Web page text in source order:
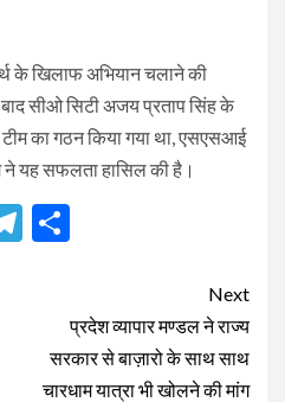
के खिलाफ अभियान चलाने की
सीओ सिटी अजय प्रताप सिंह के
का गठन किया गया था, एसएसआई
ने यह सफलता हासिल की है।
Telegram
Next
प्रदेश व्यापार मण्डल ने राज्य
सरकार से बाज़ारो के साथ साथ
चारधाम यात्रा भी खोलने की मांग